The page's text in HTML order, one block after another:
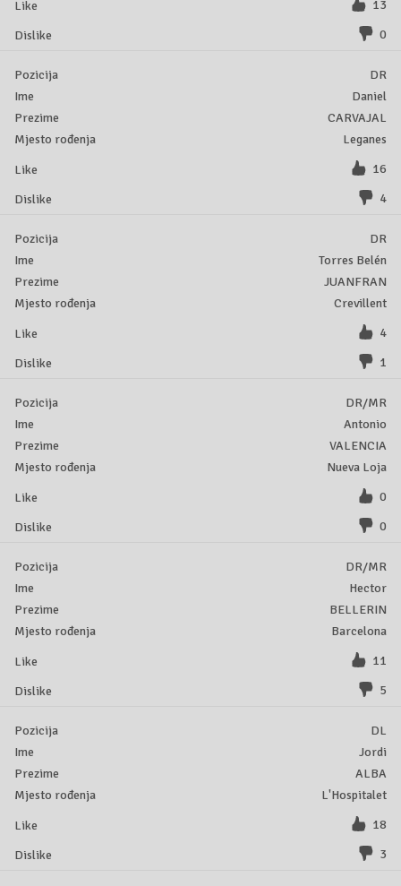
13
0
DR
Daniel
CARVAJAL
Leganes
16
4
DR
Torres Belén
JUANFRAN
Crevillent
4
1
DR/MR
Antonio
VALENCIA
Nueva Loja
0
0
DR/MR
Hector
BELLERIN
Barcelona
11
5
DL
Jordi
ALBA
L'Hospitalet
18
3